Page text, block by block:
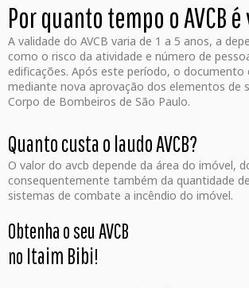
Por quanto tempo o AVCB
A validade do AVCB varia de 1 a 5 anos, a
como o risco da atividade e número de
edificações. Após este período, o documento
mediante nova aprovação dos elementos de
Corpo de Bombeiros de São Paulo.
Quanto custa o laudo AVCB?
O valor do avcb depende da área do imóvel,
consequentemente também da quantidade
sistemas de combate a incêndio do imóvel.
Obtenha o seu AVCB
no Itaim Bibi!